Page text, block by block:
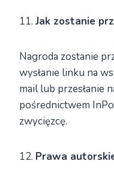
11. Jak zostanie
Nagroda zostanie
wysłanie linku na
mail lub przesłanie
pośrednictwem
zwycięzcę.
12. Prawa